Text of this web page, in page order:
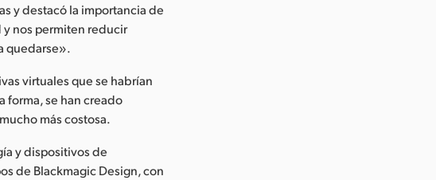
y destacó la importancia de
nos permiten reducir
quedarse».
virtuales que se habrían
forma, se han creado
más costosa.
y dispositivos de
de Blackmagic Design, con